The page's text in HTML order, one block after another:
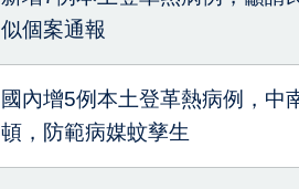
似個案通報
國內增5例本土登革熱病例，中
頓，防範病媒蚊孳生